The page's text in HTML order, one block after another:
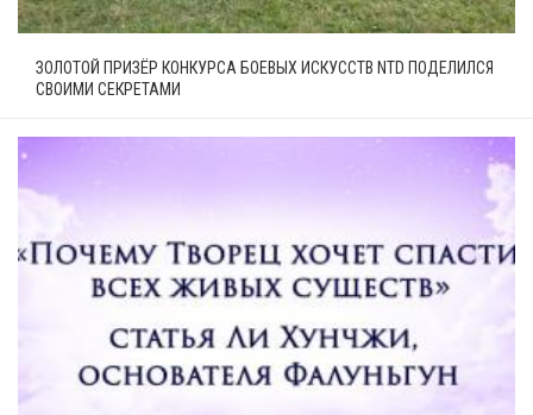
ЗОЛОТОЙ ПРИЗЁР КОНКУРСА БОЕВЫХ ИСКУССТВ NTD ПОДЕЛИЛСЯ
СВОИМИ СЕКРЕТАМИ